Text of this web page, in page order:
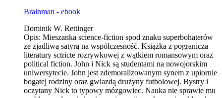
Brainman - ebook
Dominik W. Rettinger
Opis: Mieszanka science-fiction spod znaku superbohaterów
ze zjadliwą satyrą na współczesność. Książka z pogranicza
literatury sctricte rozrywkowej z wątkiem romansowym oraz
political fiction. John i Nick są studentami na nowojorskim
uniwersytecie. John jest zdemoralizowanym synem z upiornie
bogatej rodziny oraz gwiazdą drużyny futbolowej. Bystry i
oczytany Nick to typowy mózgowiec. Nauka nie sprawie mu